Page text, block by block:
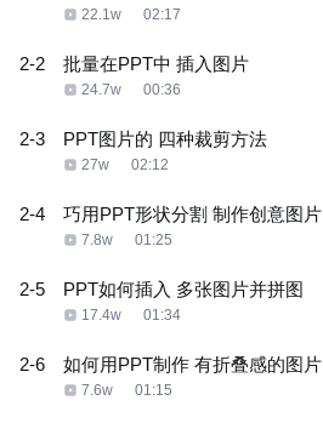
22.1w 02:17
2-2 批量在PPT中 插入图片
24.7w 00:36
2-3 PPT图片的 四种裁剪方法
27w 02:12
2-4 巧用PPT形状分割 制作创意图片
7.8w 01:25
2-5 PPT如何插入 多张图片并拼图
17.4w 01:34
2-6 如何用PPT制作 有折叠感的图片
7.6w 01:15